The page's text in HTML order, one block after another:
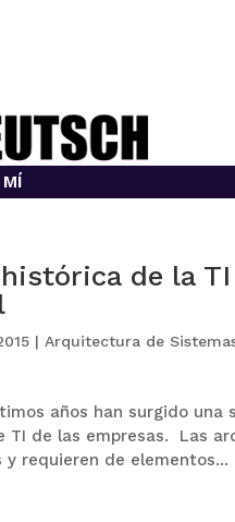
de la
|Arquitectura de
años han surgido
TI de las empresas. Las
requieren de elementos...